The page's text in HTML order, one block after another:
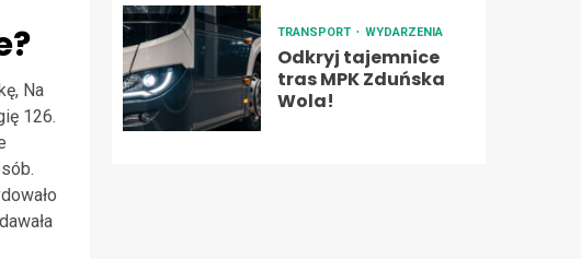
Na
126.
TRANSPORT WYDARZENIA
Odkryj tajemnice
tras MPK Zduńska
Wola!